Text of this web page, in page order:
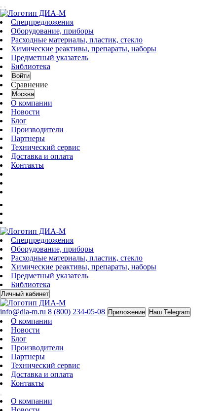
Спецпредложения
Оборудование, приборы
Расходные материалы, пластик, стекло
Химические реактивы, препараты, наборы
Предметный указатель
Библиотека
Войти
Сравнение
Москва
О компании
Новости
Блог
Производители
Партнеры
Технический сервис
Доставка и оплата
Контакты
Спецпредложения
Оборудование, приборы
Расходные материалы, пластик, стекло
Химические реактивы, препараты, наборы
Предметный указатель
Библиотека
Личный кабинет
info@dia-m.ru 8 (800) 234-05-08 Приложение Наш Telegram
О компании
Новости
Блог
Производители
Партнеры
Технический сервис
Доставка и оплата
Контакты
О компании